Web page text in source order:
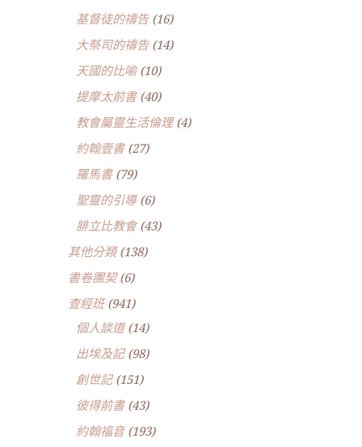
基督徒的禱告(16)
大祭司的禱告(14)
天國的比喻(10)
提摩太前書(40)
教會屬靈生活倫理(4)
約翰壹書(27)
羅馬書(79)
聖靈的引導(6)
腓立比教會(43)
其他分類(138)
書卷團契(6)
查經班(941)
個人談道(14)
出埃及記(98)
創世記(151)
彼得前書(43)
約翰福音(193)